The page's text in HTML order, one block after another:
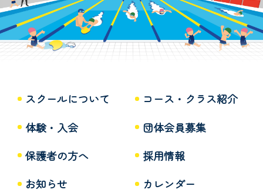
スクールについて
コース・クラス紹介
体験・入会
団体会員募集
保護者の方へ
採用情報
お知らせ
カレンダー